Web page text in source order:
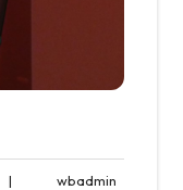
| wbadmin